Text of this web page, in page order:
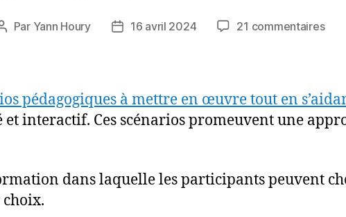
Auteur
Par Yann Houry
Date16 avril 2024 21 commentairessur
avec
l’IA
pédagogiques à mettre en œuvre tout en
interactif. Ces scénarios promeuvent une
dans laquelle les participants peuvent